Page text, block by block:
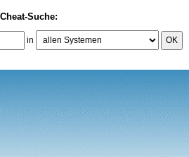
Cheat-Suche:
in OK